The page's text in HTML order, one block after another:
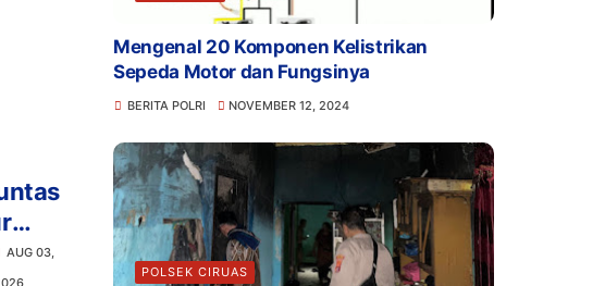
AUG 03,
Mengenal 20 Komponen Kelistrikan
Sepeda Motor dan Fungsinya
BERITA POLRI NOVEMBER 12, 2024
POLSEK CIRUAS